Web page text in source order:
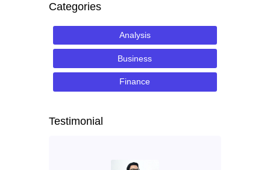
Categories
Analysis
Business
Finance
Testimonial